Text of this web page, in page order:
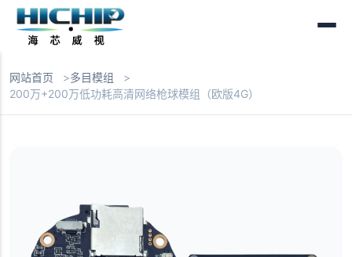
网站首页
多目模组
200万+200万低功耗高清网络枪球模组（欧版4G）